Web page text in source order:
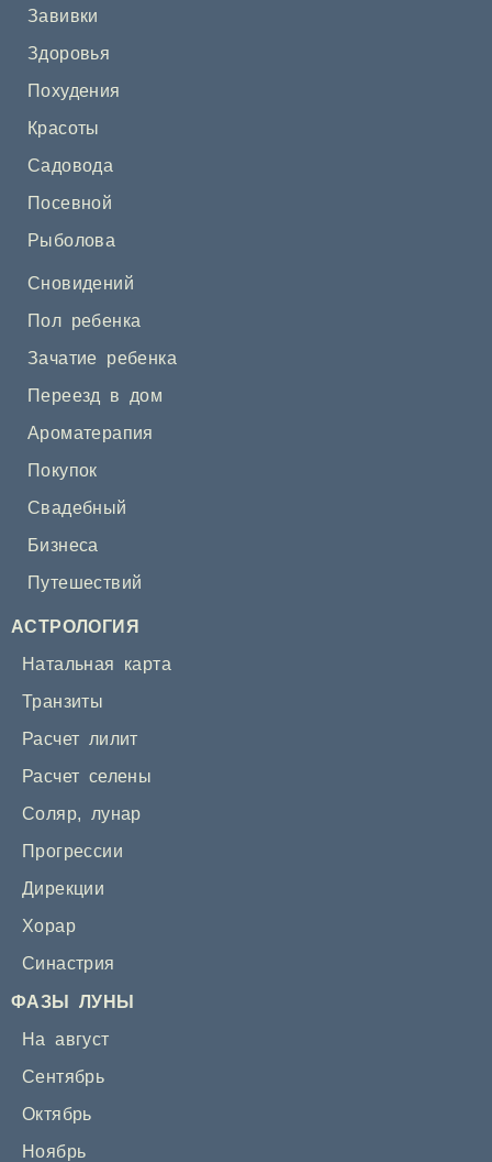
Завивки
Здоровья
Похудения
Красоты
Садовода
Посевной
Рыболова
Сновидений
Пол ребенка
Зачатие ребенка
Переезд в дом
Ароматерапия
Покупок
Свадебный
Бизнеса
Путешествий
АСТРОЛОГИЯ
Натальная карта
Транзиты
Расчет лилит
Расчет селены
Соляр, лунар
Прогрессии
Дирекции
Хорар
Синастрия
ФАЗЫ ЛУНЫ
На август
Сентябрь
Октябрь
Ноябрь